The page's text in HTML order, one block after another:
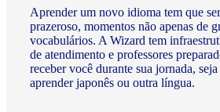
Aprender um novo idioma tem que
prazeroso, momentos não apenas de
vocabulários. A Wizard tem
de atendimento e professores
receber você durante sua jornada, seja
aprender japonês ou outra língua.